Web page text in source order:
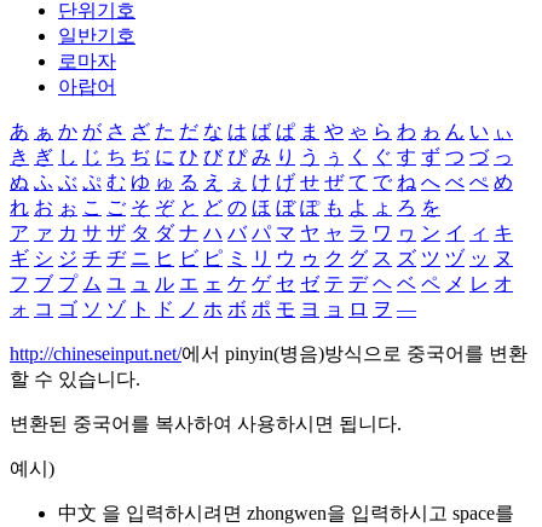
단위기호
일반기호
로마자
아랍어
あ ぁ か が さ ざ た だ な は ば ぱ ま や ゃ ら わ ゎ ん い ぃ
き ぎ し じ ち ぢ に ひ び ぴ み り う ぅ く ぐ す ず つ づ っ
ぬ ふ ぶ ぷ む ゆ ゅ る え ぇ け げ せ ぜ て で ね へ べ ぺ め
れ お ぉ こ ご そ ぞ と ど の ほ ぼ ぽ も よ ょ ろ を
ア ァ カ サ ザ タ ダ ナ ハ バ パ マ ヤ ャ ラ ワ ヮ ン イ ィ キ
ギ シ ジ チ ヂ ニ ヒ ビ ピ ミ リ ウ ゥ ク グ ス ズ ツ ヅ ッ ヌ
フ ブ プ ム ユ ュ ル エ ェ ケ ゲ セ ゼ テ デ ヘ ベ ペ メ レ オ
ォ コ ゴ ソ ゾ ト ド ノ ホ ボ ポ モ ヨ ョ ロ ヲ ―
http://chineseinput.net/에서 pinyin(병음)방식으로 중국어를 변환
할 수 있습니다.
변환된 중국어를 복사하여 사용하시면 됩니다.
예시)
中文 을 입력하시려면 zhongwen을 입력하시고 space를